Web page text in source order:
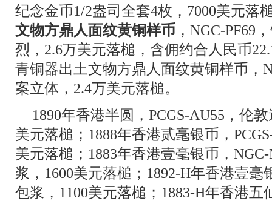
纪念金币1/2盎司全套4枚，7000美元落
文物方鼎人面纹黄铜样币 ，NGC-PF69
烈，2.6万美元落槌，含佣约合人民币
青铜器出土文物方鼎人面纹黄铜样币，
案立体，2.4万美元落槌。
1890年香港半圆，PCGS-AU55，伦
美元落槌；1888年香港贰毫银币，
美元落槌；1883年香港壹毫银币，
浆，1600美元落槌；1892-H年香港壹毫
包浆，1100美元落槌；1883-H年香港五